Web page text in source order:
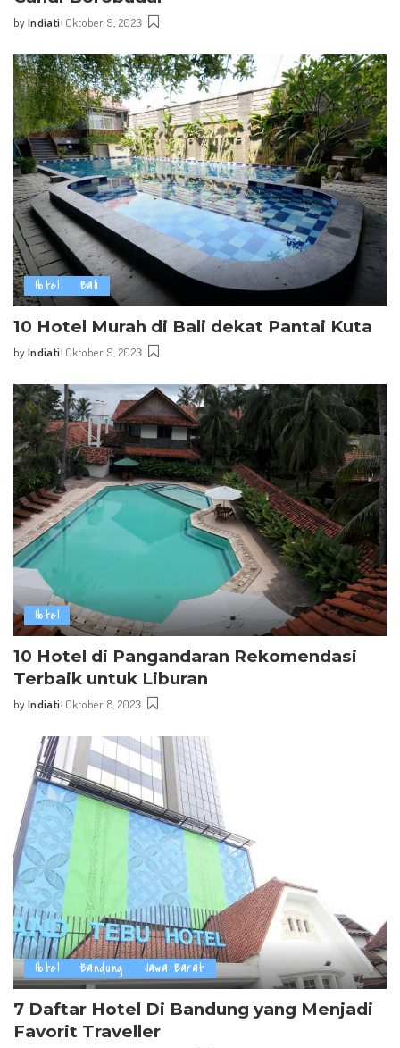
Posted
by Indiati Oktober 9, 2023
Hotel Bali
10 Hotel Murah di Bali dekat Pantai Kuta
Posted
by Indiati Oktober 9, 2023
Hotel
10 Hotel di Pangandaran Rekomendasi
Terbaik untuk Liburan
Posted
by Indiati Oktober 8, 2023
Hotel Bandung Jawa Barat
7 Daftar Hotel Di Bandung yang Menjadi
Favorit Traveller